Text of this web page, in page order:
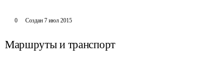
0 Создан 7 июл 2015
Маршруты и транспорт